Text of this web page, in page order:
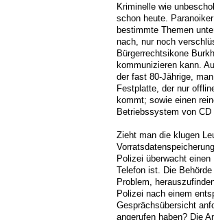
Kriminelle wie
schon heute.
bestimmte Themen
nach, nur noch
Bürgerrechtsikone
kommunizieren kann.
der fast 80-Jährige,
Festplatte, der nur
kommt; sowie einen
Betriebssystem von
Zieht man die klugen
Polizei überwacht
Telefon ist. Die
Problem,
Polizei nach einem
Gesprächsübersicht
angerufen haben? Die